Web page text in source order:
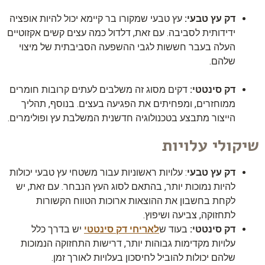
דק עץ טבעי: עץ טבעי שמקורו בר קיימא יכול להיות אופציה
ידידותית לסביבה. עם זאת, דלדול כמה עצים קשים אקזוטיים
העלה בעבר חששות לגבי ההשפעה הסביבתית של מיצוי
שלהם.
דק סינטטי: דקים מסוג זה משלבים לעתים קרובות חומרים
ממוחזרים, ומפחיתים את הפגיעה בעצים. בנוסף, תהליך
הייצור מתבצע בטכנולוגיה חדשנית המשלבת עץ ופולימרים.
שיקולי עלויות
דק עץ טבעי: עלויות ראשוניות עבור משטחי עץ טבעי יכולות
להיות נמוכות יותר, בהתאם לסוג העץ הנבחר. עם זאת, יש
לקחת בחשבון את ההוצאות ארוכות הטווח הקשורות
לתחזוקה, צביעה ושיפוץ.
דק סינטטי: בעוד שלאריחי דק סינטטי יש בדרך כלל
עלויות מקדימות גבוהות יותר, דרישות התחזוקה הנמוכות
שלהם יכולות להוביל לחיסכון בעלויות לאורך זמן.